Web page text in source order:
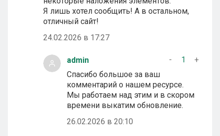
Я лишь хотел сообщить! А в остальном,
отличный сайт!
24.02.2026 в 17:27
admin - 1
+
Спасибо большое за ваш
комментарий о нашем ресурсе.
Мы работаем над этим и в скором
времени выкатим обновление.
26.02.2026 в 20:10